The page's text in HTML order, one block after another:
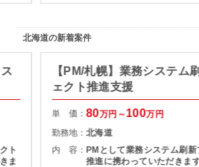
北海道の新着案件
ト
ま
【PM/札幌】業務システム
ェクト推進支援
単 価：80万円～100万円
勤務地：北海道
内 容： PMとして業務システム刷
推進に携わっていただきま